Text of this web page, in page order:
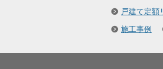
戸建て定額
施工事例